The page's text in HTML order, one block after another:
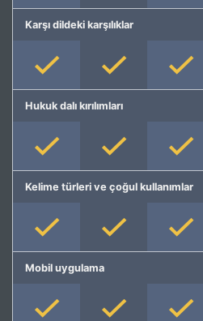
Karşı dildeki karşılıklar
Hukuk dalı kırılımları
Kelime türleri ve çoğul kullanımlar
Mobil uygulama